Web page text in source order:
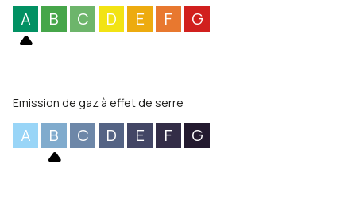
A B C D E F G
Emission de gaz à effet de serre
A B C D E F G